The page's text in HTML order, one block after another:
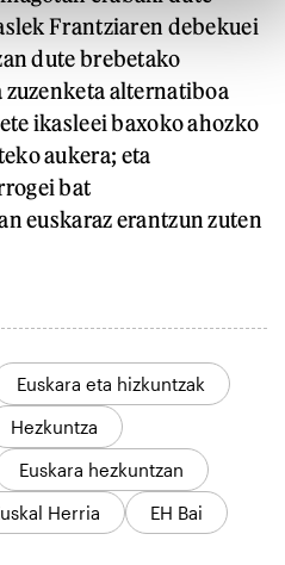
Frantziaren debekuei
dute brebetako
zuzenketa alternatiboa
ikasleei baxoko ahozko
aukera; eta
bat
euskaraz erantzun zuten
Euskara eta hizkuntzak
Hezkuntza
Euskara hezkuntzan
Herria EH Bai